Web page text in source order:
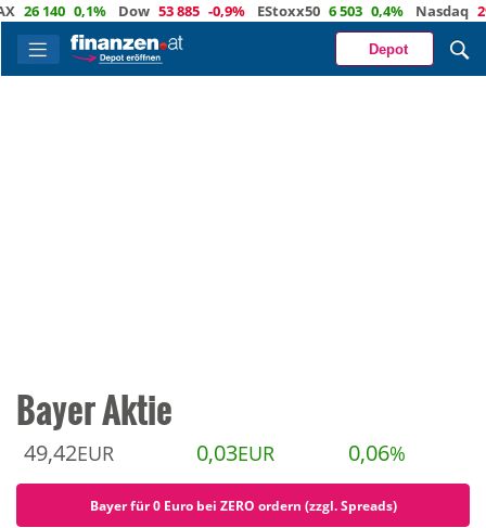
0,1% Dow 53 885 -0,9% EStoxx50 6 503 0,4% Nasdaq 29 373 -
Depot
Bayer Aktie
49,42EUR 0,03EUR 0,06%
Bayer für 0 Euro bei ZERO ordern (zzgl. Spreads)